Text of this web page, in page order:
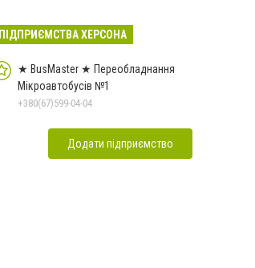
ПІДПРИЄМСТВА ХЕРСОНА
★ BusMaster ★ Переобладнання
Мікроавтобусів №1
+380(67)599-04-04
Додати підприємство